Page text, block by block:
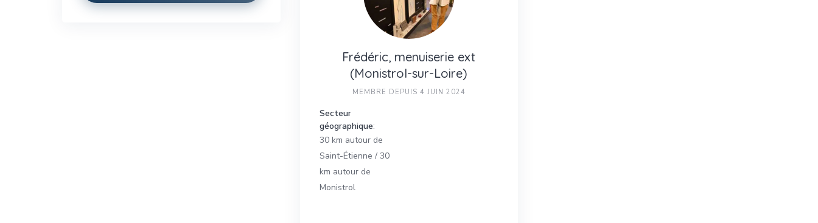
Frédéric, menuiserie ext
(Monistrol-sur-Loire)
MEMBRE DEPUIS 4 JUIN 2024
Secteur
géographique:
30 km autour de
Saint-Étienne / 30
km autour de
Monistrol